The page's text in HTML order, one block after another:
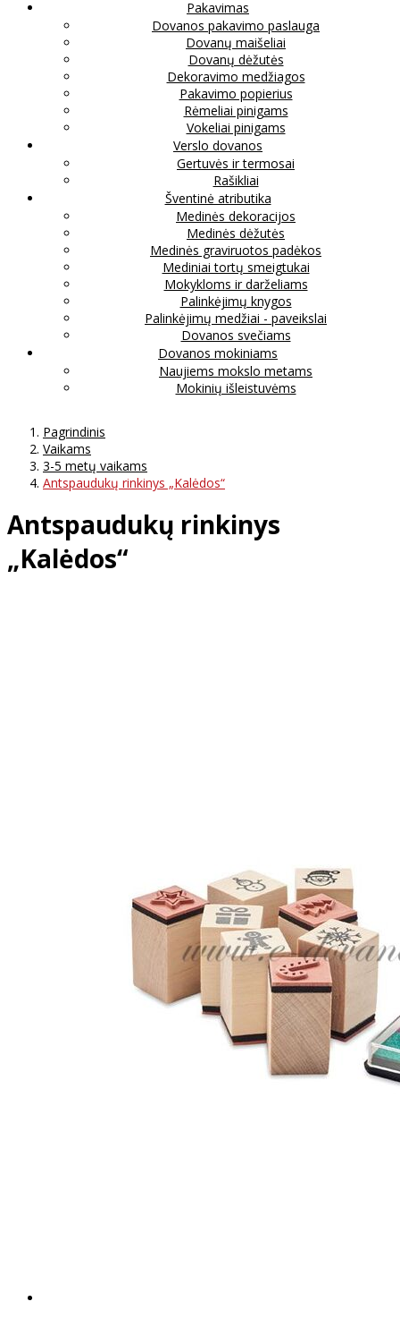
Pakavimas
Dovanos pakavimo paslauga
Dovanų maišeliai
Dovanų dėžutės
Dekoravimo medžiagos
Pakavimo popierius
Rėmeliai pinigams
Vokeliai pinigams
Verslo dovanos
Gertuvės ir termosai
Rašikliai
Šventinė atributika
Medinės dekoracijos
Medinės dėžutės
Medinės graviruotos padėkos
Mediniai tortų smeigtukai
Mokykloms ir darželiams
Palinkėjimų knygos
Palinkėjimų medžiai - paveikslai
Dovanos svečiams
Dovanos mokiniams
Naujiems mokslo metams
Mokinių išleistuvėms
Pagrindinis
Vaikams
3-5 metų vaikams
Antspaudukų rinkinys „Kalėdos“
Antspaudukų rinkinys
„Kalėdos“